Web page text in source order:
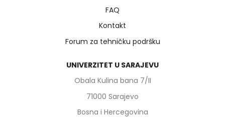
FAQ
Kontakt
Forum za tehničku podršku
UNIVERZITET U SARAJEVU
Obala Kulina bana 7/II
71000 Sarajevo
Bosna i Hercegovina